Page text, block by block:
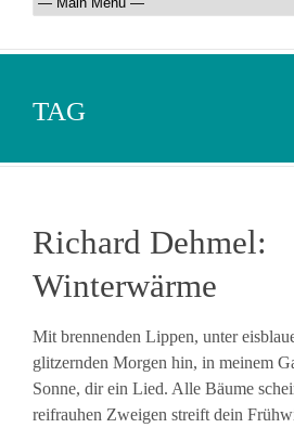
TAG
Richard Dehmel:
Winterwärme
Mit brennenden Lippen, unter
glitzernden Morgen hin, in meinem
Sonne, dir ein Lied. Alle Bäume
reifrauhen Zweigen streift dein